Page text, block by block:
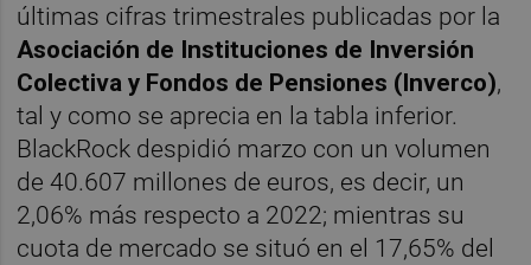
últimas cifras trimestrales publicadas por la
Asociación de Instituciones de Inversión
Colectiva y Fondos de Pensiones (Inverco),
tal y como se aprecia en la tabla inferior.
BlackRock despidió marzo con un volumen
de 40.607 millones de euros, es decir, un
2,06% más respecto a 2022; mientras su
cuota de mercado se situó en el 17,65% del